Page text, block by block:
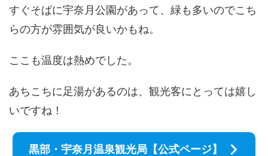
すぐそばに宇奈月公園があって、緑も多いのでこち
らの方が雰囲気が良いかもね。
ここも温度は熱めでした。
あちこちに足湯があるのは、観光客にとっては嬉し
いですね！
黒部・宇奈月温泉観光局【公式ページ】